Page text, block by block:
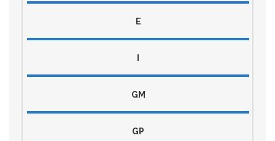
E
GM
GP